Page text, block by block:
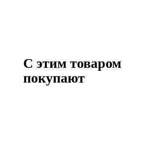
С этим товаром
покупают